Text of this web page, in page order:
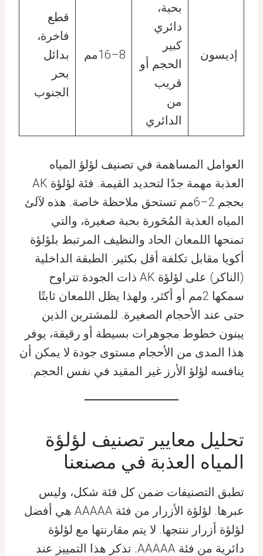
إديسون
بحبة،
دائري
كبير
الحجم أو
قريب
من
الدائري
8–16مم
قطع
فاخرة،
بدائل
بحر
الجنوب
العوامل المساهمة في تصنيف لؤلؤ المياه
العذبة مهمة جدًا لتحديد القيمة. فئة لؤلؤة AK
بحجم 2–6مم تستحق ملاحظة خاصة. هذه لآلئ
المياه العذبة المُحَورة بحبة صغيرة، والتي
تمنحها اللمعان الحاد والنظيف المرتبط بلؤلؤة
أكويا مقابل تكلفة أقل بكثير. الطبقة الداخلية
(الناكر) على لؤلؤة AK ذات الجودة تتراوح
سمكها 2مم أو أكثر، ولهذا يظل اللمعان ثابتًا
حتى عند الأحجام الصغيرة. للمشترين الذين
يبنون خطوط مجوهرات بسيطة أو رقيقة، يوفر
هذا المدى من الأحجام مستوى جودة لا يمكن أن
ينافسه لؤلؤ الأرز غير المقيد في نفس الحجم.
تحليل معايير تصنيف لؤلؤة
المياه العذبة في مصنعنا
تطبق التصنيفات ضمن كل فئة شكل، وليس
عبرها. لؤلؤة الأزرار من فئة AAAAA هي أفضل
لؤلؤة أزرار ننتجها. لا يتم مقارنتها مع لؤلؤة
دائرية من فئة AAAAA. تذكر هذا التمييز عند